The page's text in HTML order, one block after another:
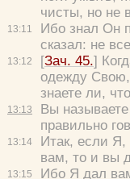
13:11
13:12
13:13
13:14
13:15
чисты, но не
Ибо знал Он
сказал: не
[Зач. 45.]
одежду Свою,
знаете ли,
Вы
правильно
Итак, если Я,
вам, то и вы
Ибо Я дал